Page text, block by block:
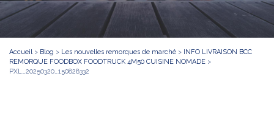
Accueil> Blog > Les nouvelles remorques de marché > INFO LIVRAISON BCC
REMORQUE FOODBOX FOODTRUCK 4M50 CUISINE NOMADE >
PXL_20250320_150828332